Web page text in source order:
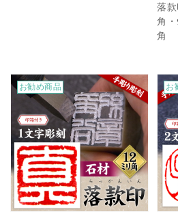
落
角・
角
お勧め商品 お